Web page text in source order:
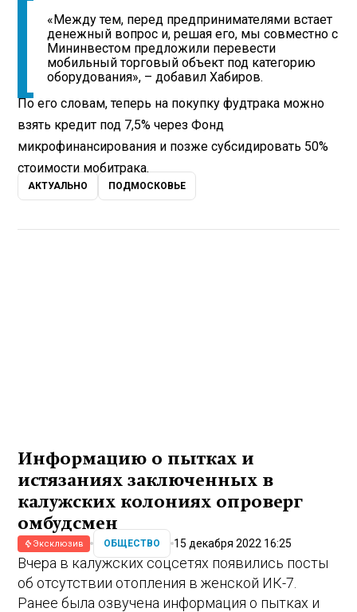
«Между тем, перед предпринимателями встает
денежный вопрос и, решая его, мы совместно с
Мининвестом предложили перевести
мобильный торговый объект под категорию
оборудования», – добавил Хабиров.
По его словам, теперь на покупку фудтрака можно
взять кредит под 7,5% через Фонд
микрофинансирования и позже субсидировать 50%
стоимости мобитрака.
АКТУАЛЬНО ПОДМОСКОВЬЕ
Информацию о пытках и
истязаниях заключенных в
калужских колониях опроверг
омбудсмен
Эксклюзив ОБЩЕСТВО 15 декабря 2022 16:25
Вчера в калужских соцсетях появились посты
об отсутствии отопления в женской ИК-7.
Ранее была озвучена информация о пытках и